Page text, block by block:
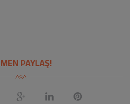
PAYLAŞ!